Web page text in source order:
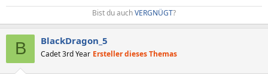
Bist du auchVERGNÜGT?​
B BlackDragon_5
Cadet 3rd Year Ersteller dieses Themas